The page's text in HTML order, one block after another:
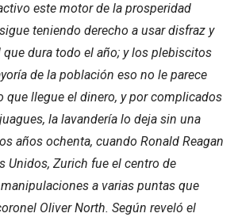
este motor de la prosperidad
teniendo derecho a usar disfraz y
que dura todo el año; y los plebiscitos
de la población eso no le parece
que llegue el dinero, y por complicados
la lavandería lo deja sin una
años ochenta, cuando Ronald Reagan
Unidos, Zurich fue el centro de
a varias puntas que
Oliver North. Según reveló el